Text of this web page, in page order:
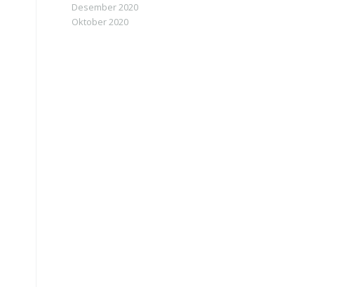
Desember 2020
Oktober 2020